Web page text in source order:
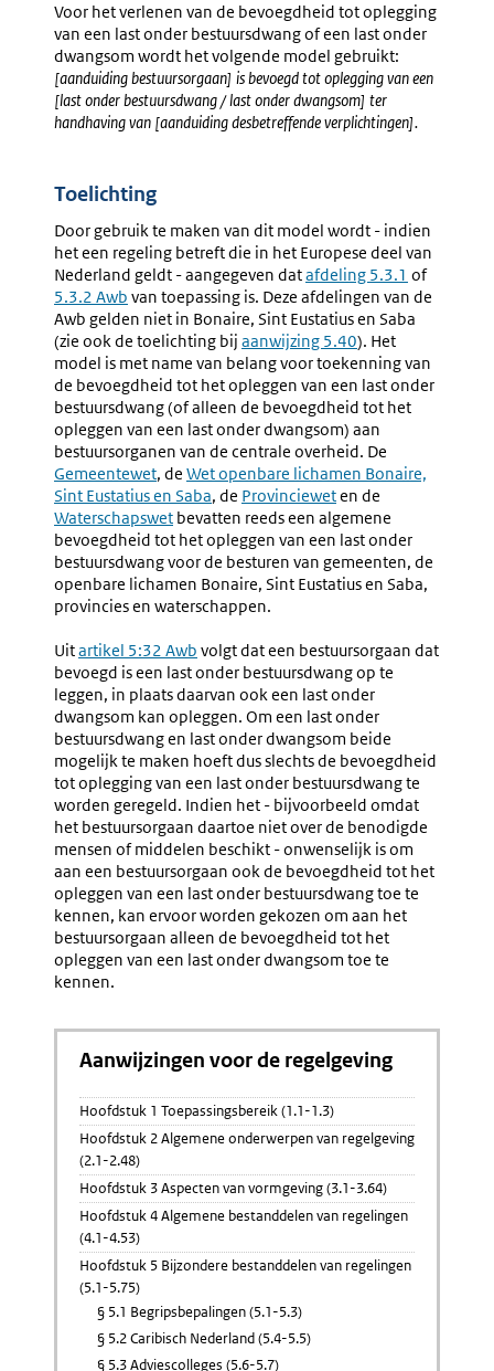
Voor het verlenen van de bevoegdheid tot oplegging
van een last onder bestuursdwang of een last onder
dwangsom wordt het volgende model gebruikt:
[aanduiding bestuursorgaan] is bevoegd tot oplegging van een
[last onder bestuursdwang / last onder dwangsom] ter
handhaving van [aanduiding desbetreffende verplichtingen].
Toelichting
Door gebruik te maken van dit model wordt - indien
het een regeling betreft die in het Europese deel van
Nederland geldt - aangegeven datExterne
link:
afdeling 5.3.1 ofExterne
link:
5.3.2 Awb van toepassing is. Deze afdelingen van de
Awb gelden niet in Bonaire, Sint Eustatius en Saba
(zie ook de toelichting bij aanwijzing 5.40). Het
model is met name van belang voor toekenning van
de bevoegdheid tot het opleggen van een last onder
bestuursdwang (of alleen de bevoegdheid tot het
opleggen van een last onder dwangsom) aan
bestuursorganen van de centrale overheid. De
link:
Gemeentewet, de Externe
link:
Wet openbare lichamen Bonaire,
Sint Eustatius en Saba, de Externe
link:
Provincieweten de
link:
Waterschapswet bevatten reeds een algemene
bevoegdheid tot het opleggen van een last onder
bestuursdwang voor de besturen van gemeenten, de
openbare lichamen Bonaire, Sint Eustatius en Saba,
provincies en waterschappen.
UitExterne
link:
artikel 5:32 Awb volgt dat een bestuursorgaan dat
bevoegd is een last onder bestuursdwang op te
leggen, in plaats daarvan ook een last onder
dwangsom kan opleggen. Om een last onder
bestuursdwang en last onder dwangsom beide
mogelijk te maken hoeft dus slechts de bevoegdheid
tot oplegging van een last onder bestuursdwang te
worden geregeld. Indien het - bijvoorbeeld omdat
het bestuursorgaan daartoe niet over de benodigde
mensen of middelen beschikt - onwenselijk is om
aan een bestuursorgaan ook de bevoegdheid tot het
opleggen van een last onder bestuursdwang toe te
kennen, kan ervoor worden gekozen om aan het
bestuursorgaan alleen de bevoegdheid tot het
opleggen van een last onder dwangsom toe te
kennen.
Aanwijzingen voor de regelgeving
Hoofdstuk 1 Toepassingsbereik (1.1-1.3)
Hoofdstuk 2 Algemene onderwerpen van regelgeving
(2.1-2.48)
Hoofdstuk 3 Aspecten van vormgeving (3.1-3.64)
Hoofdstuk 4 Algemene bestanddelen van regelingen
(4.1-4.53)
Hoofdstuk 5 Bijzondere bestanddelen van regelingen
(5.1-5.75)
§ 5.1 Begripsbepalingen (5.1-5.3)
§ 5.2 Caribisch Nederland (5.4-5.5)
§ 5.3 Adviescolleges (5.6-5.7)